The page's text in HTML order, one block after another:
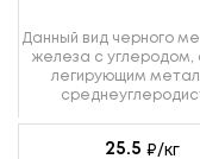
Данный вид черного
железа с углеродом,
легирующим
25.5 ₽/кг